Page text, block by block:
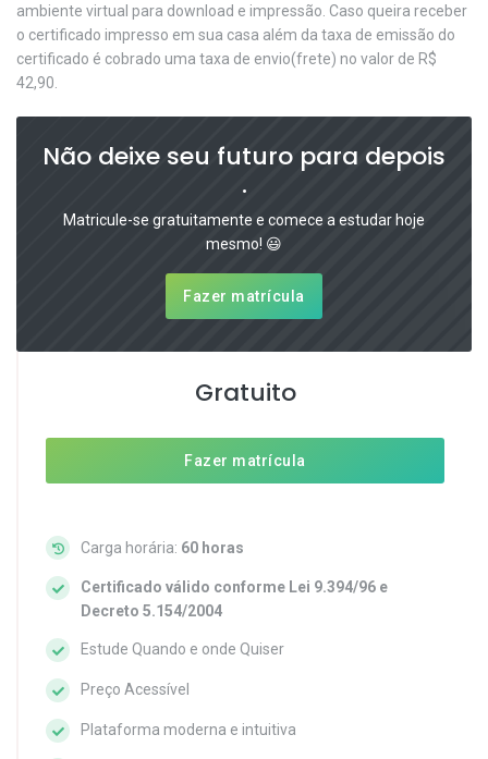
ambiente virtual para download e impressão. Caso queira receber
o certificado impresso em sua casa além da taxa de emissão do
certificado é cobrado uma taxa de envio(frete) no valor de R$
42,90.
Não deixe seu futuro para depois
.
Matricule-se gratuitamente e comece a estudar hoje
mesmo! 😃
Fazer matrícula
Gratuito
Fazer matrícula
Carga horária: 60 horas
Certificado válido conforme Lei 9.394/96 e
Decreto 5.154/2004
Estude Quando e onde Quiser
Preço Acessível
Plataforma moderna e intuitiva